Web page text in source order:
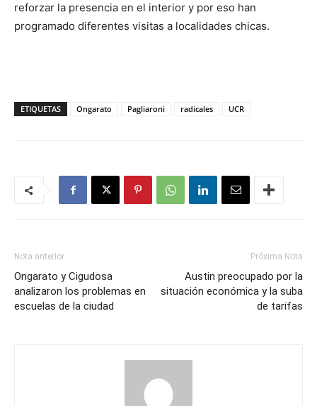
reforzar la presencia en el interior y por eso han
programado diferentes visitas a localidades chicas.
ETIQUETAS Ongarato Pagliaroni radicales UCR
Nota anterior
Ongarato y Cigudosa
analizaron los problemas en
escuelas de la ciudad
Próxima Nota
Austin preocupado por la
situación económica y la suba
de tarifas